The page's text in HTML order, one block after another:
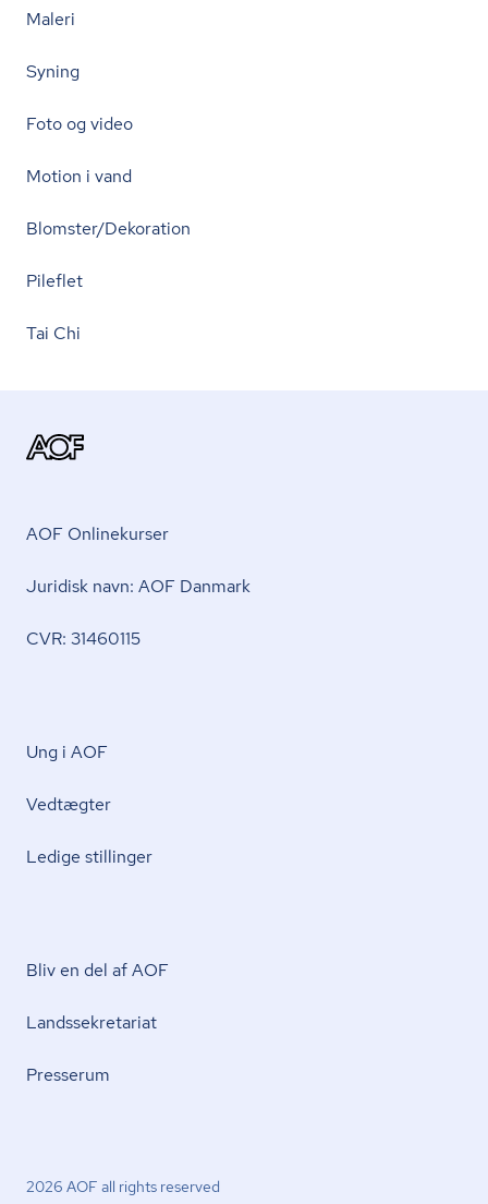
Maleri
Syning
Foto og video
Motion i vand
Blomster/Dekoration
Pileflet
Tai Chi
AOF Onlinekurser
Juridisk navn: AOF Danmark
CVR: 31460115
Ung i AOF
Vedtægter
Ledige stillinger
Bliv en del af AOF
Lands­se­kre­ta­ri­at
Presserum
2026 AOF all rights reserved